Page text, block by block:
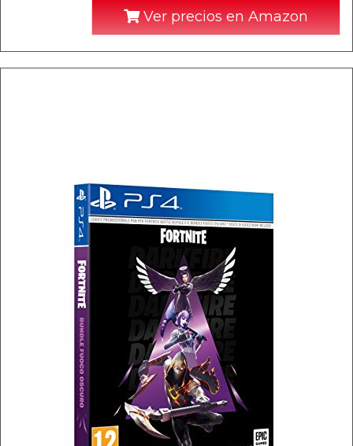
Ver precios en Amazon